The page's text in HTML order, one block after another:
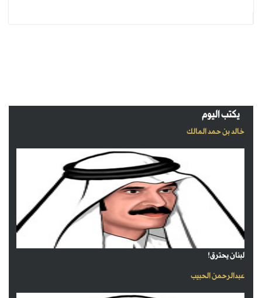
يكتب اليوم
خالد بن حمد المالك
لبنان يحترق!
عبدالرحمن الحبيب